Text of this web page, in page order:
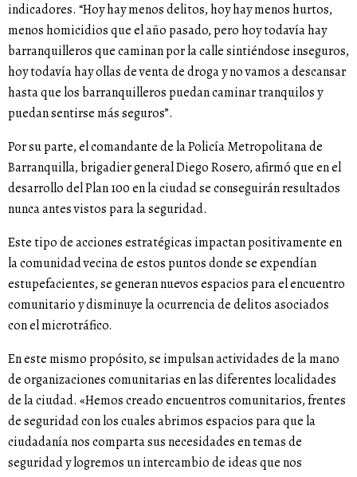
indicadores. “Hoy hay menos delitos, hoy hay menos hurtos,
menos homicidios que el año pasado, pero hoy todavía hay
barranquilleros que caminan por la calle sintiéndose inseguros,
hoy todavía hay ollas de venta de droga y no vamos a descansar
hasta que los barranquilleros puedan caminar tranquilos y
puedan sentirse más seguros”.
Por su parte, el comandante de la Policía Metropolitana de
Barranquilla, brigadier general Diego Rosero, afirmó que en el
desarrollo del Plan 100 en la ciudad se conseguirán resultados
nunca antes vistos para la seguridad.
Este tipo de acciones estratégicas impactan positivamente en
la comunidad vecina de estos puntos donde se expendían
estupefacientes, se generan nuevos espacios para el encuentro
comunitario y disminuye la ocurrencia de delitos asociados
con el microtráfico.
En este mismo propósito, se impulsan actividades de la mano
de organizaciones comunitarias en las diferentes localidades
de la ciudad. «Hemos creado encuentros comunitarios, frentes
de seguridad con los cuales abrimos espacios para que la
ciudadanía nos comparta sus necesidades en temas de
seguridad y logremos un intercambio de ideas que nos